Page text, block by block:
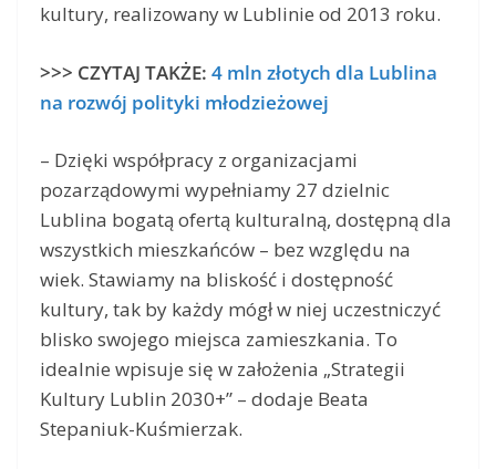
kultury, realizowany w Lublinie od 2013 roku.
>>> CZYTAJ TAKŻE: 4 mln złotych dla Lublina
na rozwój polityki młodzieżowej
– Dzięki współpracy z organizacjami
pozarządowymi wypełniamy 27 dzielnic
Lublina bogatą ofertą kulturalną, dostępną dla
wszystkich mieszkańców – bez względu na
wiek. Stawiamy na bliskość i dostępność
kultury, tak by każdy mógł w niej uczestniczyć
blisko swojego miejsca zamieszkania. To
idealnie wpisuje się w założenia „Strategii
Kultury Lublin 2030+” – dodaje Beata
Stepaniuk-Kuśmierzak.